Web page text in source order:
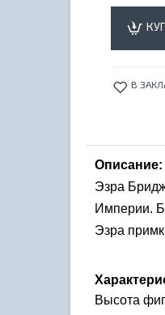
В
Описание:
Эзра
Империи.
Эзра
Высота